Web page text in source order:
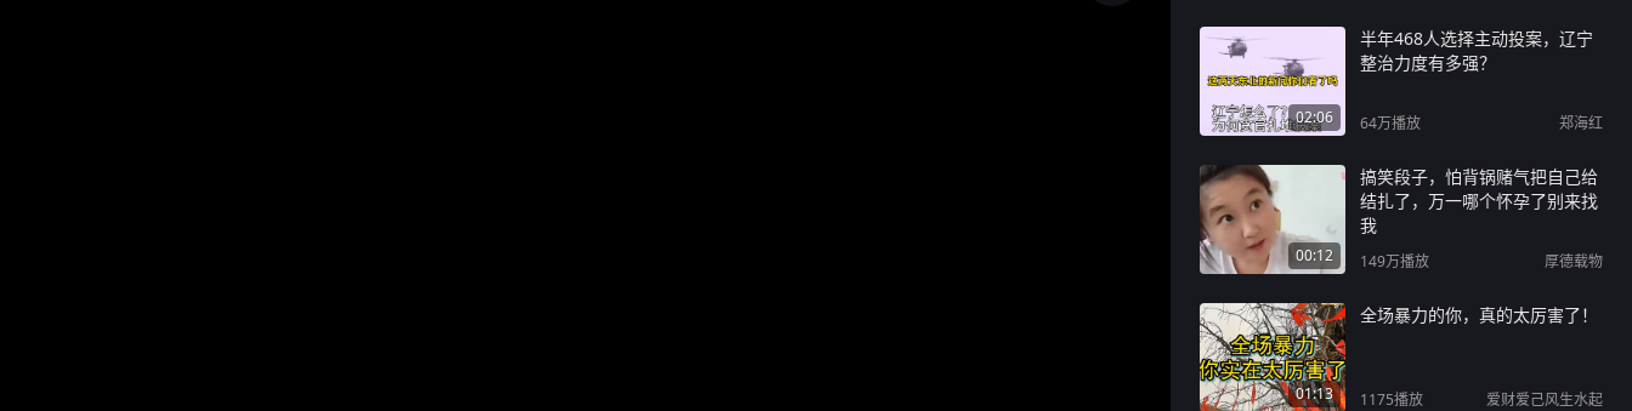
02:06
半年468人选择主动投案，辽宁
整治力度有多强？
64万播放 郑海红
00:12
搞笑段子，怕背锅赌气把自己给
结扎了，万一哪个怀孕了别来找
我
149万播放 厚德载物
01:13
全场暴力的你，真的太厉害了！
1175播放 爱财爱己风生水起